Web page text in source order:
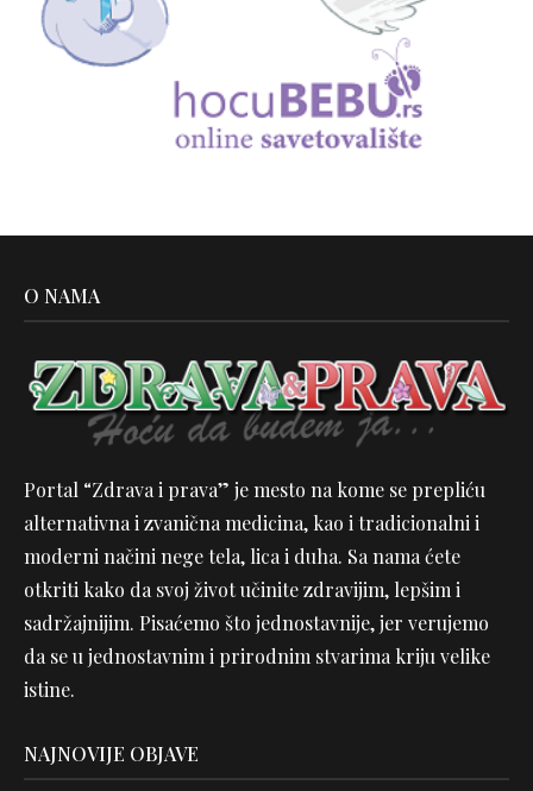
O NAMA
Portal “Zdrava i prava” je mesto na kome se prepliću
alternativna i zvanična medicina, kao i tradicionalni i
moderni načini nege tela, lica i duha. Sa nama ćete
otkriti kako da svoj život učinite zdravijim, lepšim i
sadržajnijim. Pisaćemo što jednostavnije, jer verujemo
da se u jednostavnim i prirodnim stvarima kriju velike
istine.
NAJNOVIJE OBJAVE